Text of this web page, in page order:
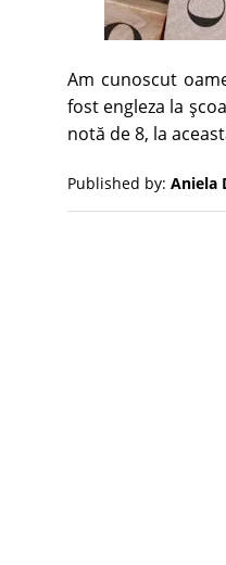
Am cunoscut
fost engleza la
notă de 8, la
Published by: Aniela